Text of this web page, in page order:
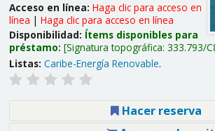
Acceso en línea: Haga clic para acceso en
línea | Haga clic para acceso en línea
Disponibilidad: Ítems disponibles para
préstamo: Signatura topográfica: 333.793/
Listas: Caribe-Energía Renovable.
Hacer reserva